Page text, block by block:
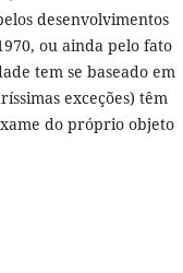
desenvolvimentos
ou ainda pelo fato
tem se baseado em
exceções) têm
do próprio objeto